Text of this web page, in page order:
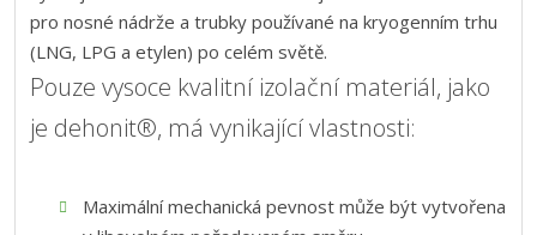
pro nosné nádrže a trubky používané na kryogenním trhu
(LNG, LPG a etylen) po celém světě.
Pouze vysoce kvalitní izolační materiál, jako
je dehonit®, má vynikající vlastnosti:
Maximální mechanická pevnost může být vytvořena